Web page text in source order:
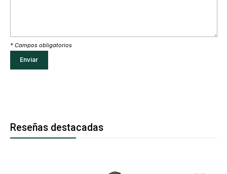
* Campos obligatorios
Reseñas destacadas